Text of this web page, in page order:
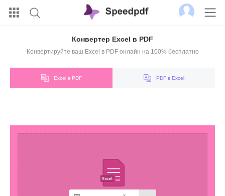
Конвертер Excel в PDF
Конвертируйте ваш Excel в PDF онлайн на 100% бесплатно
Excel в PDF PDF в Excel